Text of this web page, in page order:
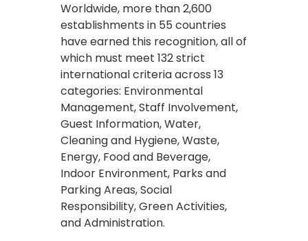
Worldwide, more than 2,600
establishments in 55 countries
have earned this recognition, all of
which must meet 132 strict
international criteria across 13
categories: Environmental
Management, Staff Involvement,
Guest Information, Water,
Cleaning and Hygiene, Waste,
Energy, Food and Beverage,
Indoor Environment, Parks and
Parking Areas, Social
Responsibility, Green Activities,
and Administration.